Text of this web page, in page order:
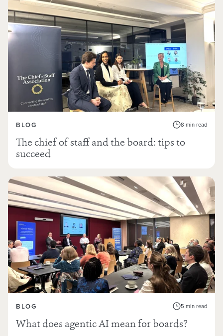
BLOG 8 min read
The chief of staff and the board: tips to
succeed
BLOG 5 min read
What does agentic AI mean for boards?